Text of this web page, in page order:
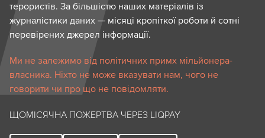
терористів. За більшістю наших матеріалів із
журналістики даних — місяці кропіткої роботи й сотні
перевірених джерел інформації.
Ми не залежимо від політичних примх мільйонера-
власника. Ніхто не може вказувати нам, чого не
говорити чи про що не повідомляти.
ЩОМІСЯЧНА ПОЖЕРТВА ЧЕРЕЗ LIQPAY